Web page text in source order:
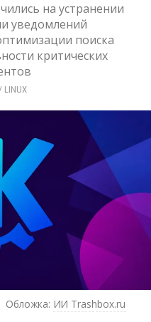
на устранении
уведомлений
поиска
критических
LINUX
Обложка: ИИ Trashbox.ru